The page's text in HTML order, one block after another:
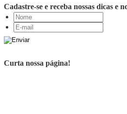
Cadastre-se e receba nossas dicas e
Curta nossa página!